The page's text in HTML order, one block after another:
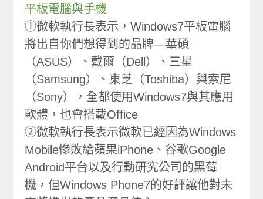
平板電腦與手機
①微軟執行長表示，Windows7平板電腦
將出自你們想得到的品牌—華碩
（ASUS）、戴爾（Dell）、三星
（Samsung）、東芝（Toshiba）與索尼
（Sony），全都使用Windows7與其應用
軟體，也會搭載Office
②微軟執行長表示微軟已經因為Windows
Mobile慘敗給蘋果iPhone、谷歌Google
Android平台以及行動研究公司的黑莓
機，但Windows Phone7的好評讓他對未